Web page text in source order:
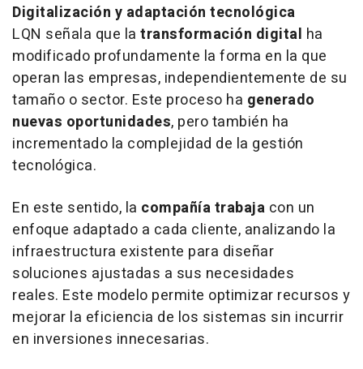
Digitalización y adaptación tecnológica
LQN señala que la transformación digital ha
modificado profundamente la forma en la que
operan las empresas, independientemente de su
tamaño o sector. Este proceso ha generado
nuevas oportunidades, pero también ha
incrementado la complejidad de la gestión
tecnológica.
En este sentido, la compañía trabaja con un
enfoque adaptado a cada cliente, analizando la
infraestructura existente para diseñar
soluciones ajustadas a sus necesidades
reales. Este modelo permite optimizar recursos y
mejorar la eficiencia de los sistemas sin incurrir
en inversiones innecesarias.